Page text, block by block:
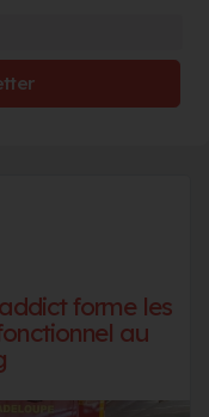
forme les
au